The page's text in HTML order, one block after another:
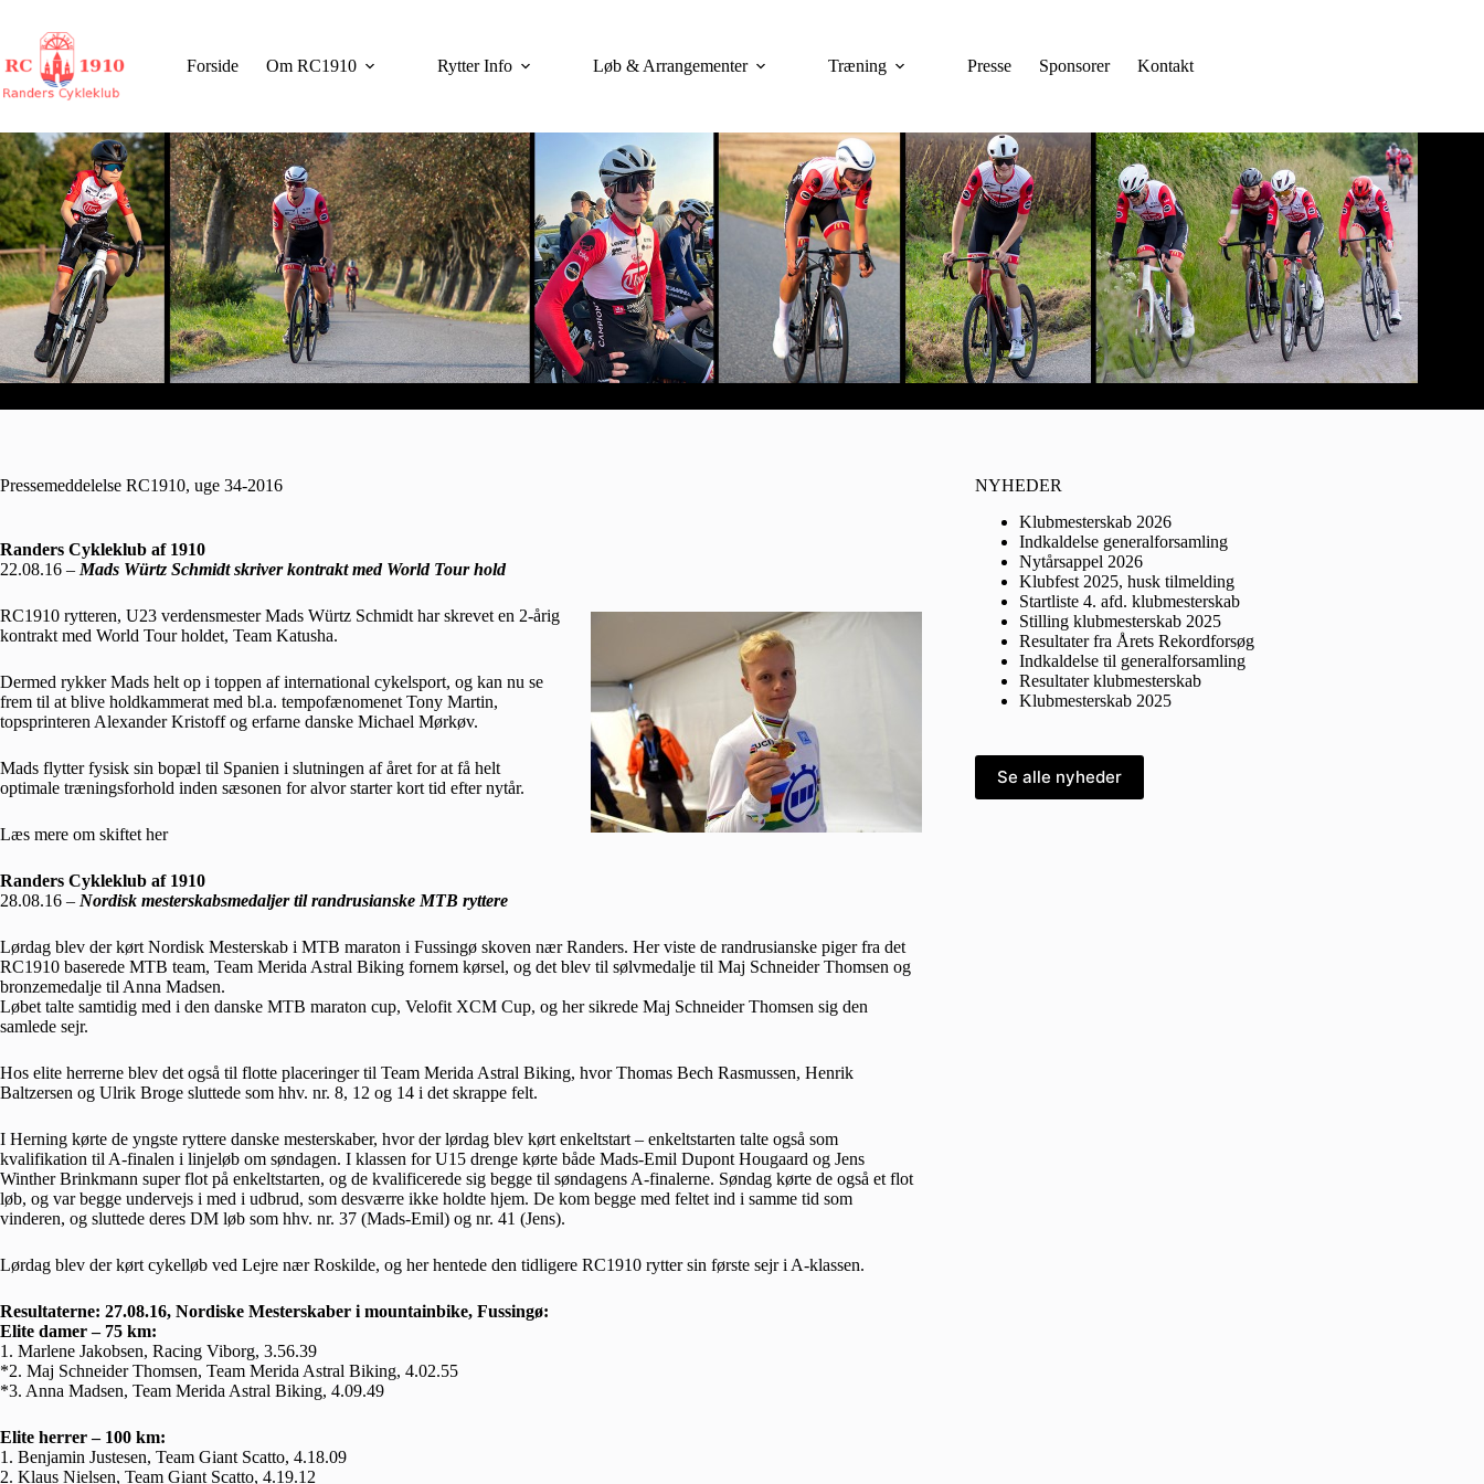
indhold
Forside
Om RC1910 Rytter Info Løb & Arrangementer Træning Presse Sponsorer Kontakt
Pressemeddelelse RC1910, uge 34-2016
Randers Cykleklub af 1910
22.08.16 – Mads Würtz Schmidt skriver kontrakt med World Tour hold
RC1910 rytteren, U23 verdensmester Mads Würtz Schmidt har skrevet en 2-årig
kontrakt med World Tour holdet, Team Katusha.
Dermed rykker Mads helt op i toppen af international cykelsport, og kan nu se
frem til at blive holdkammerat med bl.a. tempofænomenet Tony Martin,
topsprinteren Alexander Kristoff og erfarne danske Michael Mørkøv.
Mads flytter fysisk sin bopæl til Spanien i slutningen af året for at få helt
optimale træningsforhold inden sæsonen for alvor starter kort tid efter nytår.
Læs mere om skiftet her
Randers Cykleklub af 1910
28.08.16 – Nordisk mesterskabsmedaljer til randrusianske MTB ryttere
Lørdag blev der kørt Nordisk Mesterskab i MTB maraton i Fussingø skoven nær Randers. Her viste de randrusianske piger fra det
RC1910 baserede MTB team, Team Merida Astral Biking fornem kørsel, og det blev til sølvmedalje til Maj Schneider Thomsen og
bronzemedalje til Anna Madsen.
Løbet talte samtidig med i den danske MTB maraton cup, Velofit XCM Cup, og her sikrede Maj Schneider Thomsen sig den
samlede sejr.
Hos elite herrerne blev det også til flotte placeringer til Team Merida Astral Biking, hvor Thomas Bech Rasmussen, Henrik
Baltzersen og Ulrik Broge sluttede som hhv. nr. 8, 12 og 14 i det skrappe felt.
I Herning kørte de yngste ryttere danske mesterskaber, hvor der lørdag blev kørt enkeltstart – enkeltstarten talte også som
kvalifikation til A-finalen i linjeløb om søndagen. I klassen for U15 drenge kørte både Mads-Emil Dupont Hougaard og Jens
Winther Brinkmann super flot på enkeltstarten, og de kvalificerede sig begge til søndagens A-finalerne. Søndag kørte de også et flot
løb, og var begge undervejs i med i udbrud, som desværre ikke holdte hjem. De kom begge med feltet ind i samme tid som
vinderen, og sluttede deres DM løb som hhv. nr. 37 (Mads-Emil) og nr. 41 (Jens).
Lørdag blev der kørt cykelløb ved Lejre nær Roskilde, og her hentede den tidligere RC1910 rytter sin første sejr i A-klassen.
Resultaterne: 27.08.16, Nordiske Mesterskaber i mountainbike, Fussingø:
Elite damer – 75 km:
1. Marlene Jakobsen, Racing Viborg, 3.56.39
*2. Maj Schneider Thomsen, Team Merida Astral Biking, 4.02.55
*3. Anna Madsen, Team Merida Astral Biking, 4.09.49
Elite herrer – 100 km:
1. Benjamin Justesen, Team Giant Scatto, 4.18.09
2. Klaus Nielsen, Team Giant Scatto, 4.19.12
NYHEDER
Klubmesterskab 2026
Indkaldelse generalforsamling
Nytårsappel 2026
Klubfest 2025, husk tilmelding
Startliste 4. afd. klubmesterskab
Stilling klubmesterskab 2025
Resultater fra Årets Rekordforsøg
Indkaldelse til generalforsamling
Resultater klubmesterskab
Klubmesterskab 2025
Se alle nyheder